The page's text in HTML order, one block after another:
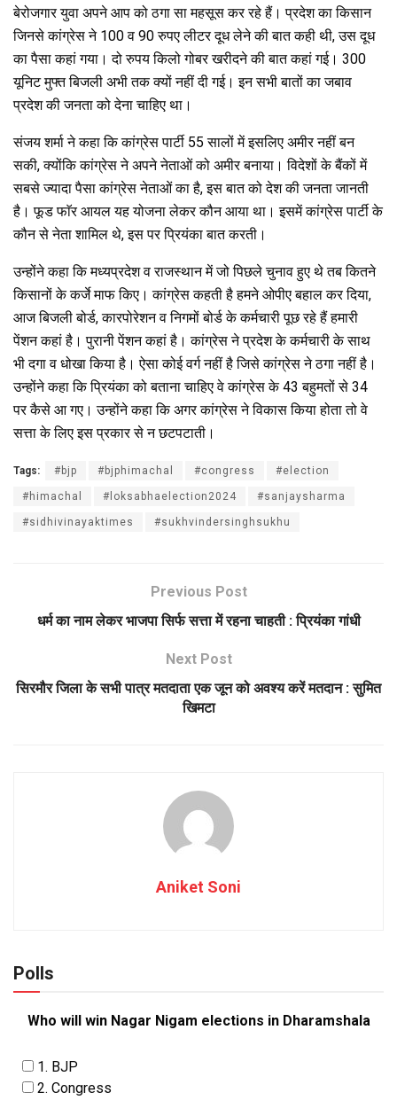
बेरोजगार युवा अपने आप को ठगा सा महसूस कर रहे हैं। प्रदेश का किसान
जिनसे कांग्रेस ने 100 व 90 रुपए लीटर दूध लेने की बात कही थी, उस दूध
का पैसा कहां गया। दो रुपय किलो गोबर खरीदने की बात कहां गई। 300
यूनिट मुफ्त बिजली अभी तक क्यों नहीं दी गई। इन सभी बातों का जबाव
प्रदेश की जनता को देना चाहिए था।
संजय शर्मा ने कहा कि कांग्रेस पार्टी 55 सालों में इसलिए अमीर नहीं बन
सकी, क्योंकि कांग्रेस ने अपने नेताओं को अमीर बनाया। विदेशों के बैंकों में
सबसे ज्यादा पैसा कांग्रेस नेताओं का है, इस बात को देश की जनता जानती
है। फूड फाॅर आयल यह योजना लेकर कौन आया था। इसमें कांग्रेस पार्टी के
कौन से नेता शामिल थे, इस पर प्रियंका बात करती।
उन्होंने कहा कि मध्यप्रदेश व राजस्थान में जो पिछले चुनाव हुए थे तब कितने
किसानों के कर्जे माफ किए। कांग्रेस कहती है हमने ओपीए बहाल कर दिया,
आज बिजली बोर्ड, कारपोरेशन व निगमों बोर्ड के कर्मचारी पूछ रहे हैं हमारी
पेंशन कहां है। पुरानी पेंशन कहां है। कांग्रेस ने प्रदेश के कर्मचारी के साथ
भी दगा व धोखा किया है। ऐसा कोई वर्ग नहीं है जिसे कांग्रेस ने ठगा नहीं है।
उन्होंने कहा कि प्रियंका को बताना चाहिए वे कांग्रेस के 43 बहुमतों से 34
पर कैसे आ गए। उन्होंने कहा कि अगर कांग्रेस ने विकास किया होता तो वे
सत्ता के लिए इस प्रकार से न छटपटाती।
Tags: #bjp #bjphimachal #congress #election
#himachal #loksabhaelection2024 #sanjaysharma
#sidhivinayaktimes #sukhvindersinghsukhu
Previous Post
धर्म का नाम लेकर भाजपा सिर्फ सत्ता में रहना चाहती : प्रियंका गांधी
Next Post
सिरमौर जिला के सभी पात्र मतदाता एक जून को अवश्य करें मतदान : सुमित
खिमटा
Aniket Soni
Polls
Who will win Nagar Nigam elections in Dharamshala
1. BJP
2. Congress